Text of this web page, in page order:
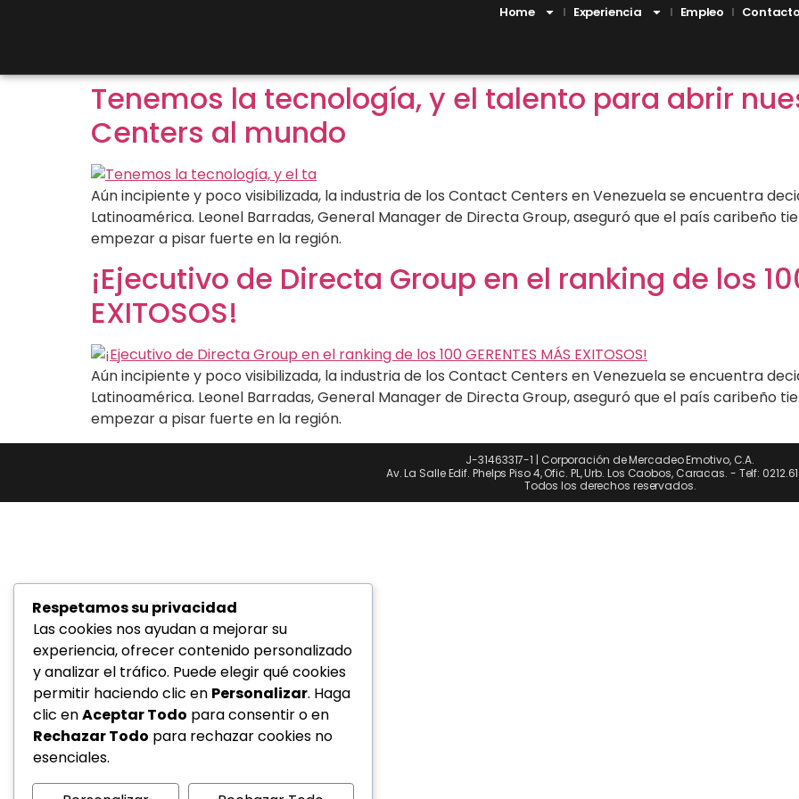
Home Experiencia Empleo Contacto
Tenemos la tecnología, y el talento para abrir
Centers al mundo
Aún incipiente y poco visibilizada, la industria de los Contact Centers en Venezuela se encuentra
Latinoamérica. Leonel Barradas, General Manager de Directa Group, aseguró que el país caribeño
empezar a pisar fuerte en la región.
¡Ejecutivo de Directa Group en el ranking de los 100
EXITOSOS!
Aún incipiente y poco visibilizada, la industria de los Contact Centers en Venezuela se encuentra
Latinoamérica. Leonel Barradas, General Manager de Directa Group, aseguró que el país caribeño
empezar a pisar fuerte en la región.
J-31463317-1 | Corporación de Mercadeo Emotivo, C.A.
Av. La Salle Edif. Phelps Piso 4, Ofic. PL, Urb. Los Caobos, Caracas. - Telf:
Todos los derechos reservados.
Respetamos su privacidad
Las cookies nos ayudan a mejorar su
experiencia, ofrecer contenido personalizado
y analizar el tráfico. Puede elegir qué cookies
permitir haciendo clic en Personalizar. Haga
clic enAceptar Todo para consentir o en
Rechazar Todo para rechazar cookies no
esenciales.